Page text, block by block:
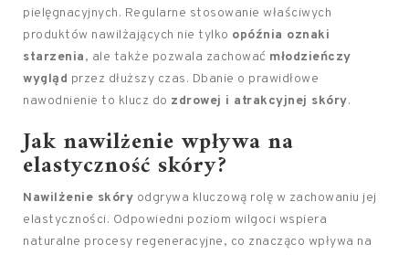
pielęgnacyjnych. Regularne stosowanie właściwych
produktów nawilżających nie tylko opóźnia oznaki
starzenia, ale także pozwala zachować młodzieńczy
wygląd przez dłuższy czas. Dbanie o prawidłowe
nawodnienie to klucz do zdrowej i atrakcyjnej skóry.
Jak nawilżenie wpływa na
elastyczność skóry?
Nawilżenie skóry odgrywa kluczową rolę w zachowaniu jej
elastyczności. Odpowiedni poziom wilgoci wspiera
naturalne procesy regeneracyjne, co znacząco wpływa na